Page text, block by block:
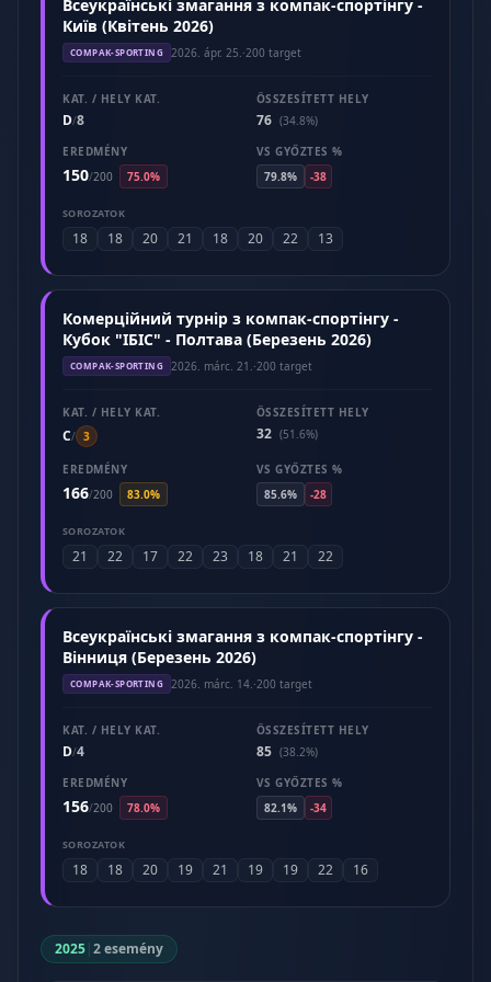
Всеукраїнські змагання з компак-спортінгу -
Київ (Квітень 2026)
COMPAK-SPORTING 2026. ápr. 25. ·200 target
KAT. / HELY KAT.
D/8
ÖSSZESÍTETT HELY
76 (34.8%)
EREDMÉNY
150/200 75.0%
VS GYŐZTES %
79.8%
-38
SOROZATOK
18 18 20 21 18 20 22 13
Комерційний турнір з компак-спортінгу -
Кубок "ІБІС" - Полтава (Березень 2026)
COMPAK-SPORTING 2026. márc. 21. ·200 target
KAT. / HELY KAT.
C/ 3
ÖSSZESÍTETT HELY
32 (51.6%)
EREDMÉNY
166/200 83.0%
VS GYŐZTES %
85.6%
-28
SOROZATOK
21 22 17 22 23 18 21 22
Всеукраїнські змагання з компак-спортінгу -
Вінниця (Березень 2026)
COMPAK-SPORTING 2026. márc. 14. ·200 target
KAT. / HELY KAT.
D/4
ÖSSZESÍTETT HELY
85 (38.2%)
EREDMÉNY
156/200 78.0%
VS GYŐZTES %
82.1%
-34
SOROZATOK
18 18 20 19 21 19 19 22 16
2025|2 esemény